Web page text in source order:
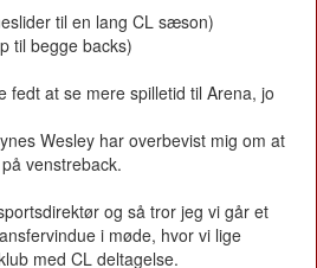
til en lang CL sæson)
til begge backs)
at se mere spilletid til Arena, jo
Wesley har overbevist mig om at
venstreback.
og så tror jeg vi går et
i møde, hvor vi lige
med CL deltagelse.